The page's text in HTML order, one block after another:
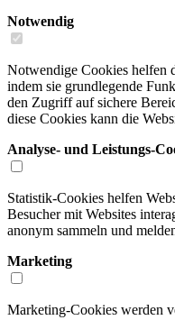
Notwendig
Notwendige Cookies helfen
indem sie grundlegende
den Zugriff auf sichere
diese Cookies kann die
Analyse- und Leistungs-
Statistik-Cookies helfen
Besucher mit Websites
anonym sammeln und
Marketing
Marketing-Cookies werden